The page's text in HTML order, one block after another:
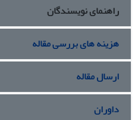
راهنمای نویسندگان
هزینه های بررسی مقاله
ارسال مقاله
داوران